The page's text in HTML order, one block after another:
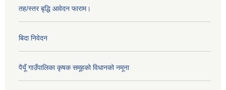
तह/स्तर बृद्धि आवेदन फाराम।
बिदा निवेदन
पैयूँ गाउँपालिका कृषक समूहको विधानको नमूना